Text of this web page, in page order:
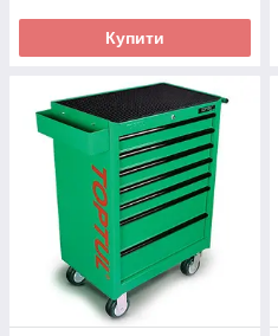
Купити